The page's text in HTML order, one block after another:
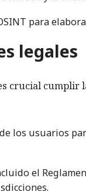
para
legales
crucial cumplir
los usuarios
el